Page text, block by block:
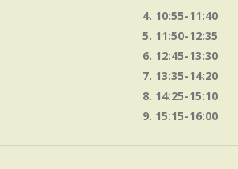
4. 10:55-11:40
5. 11:50-12:35
6. 12:45-13:30
7. 13:35-14:20
8. 14:25-15:10
9. 15:15-16:00